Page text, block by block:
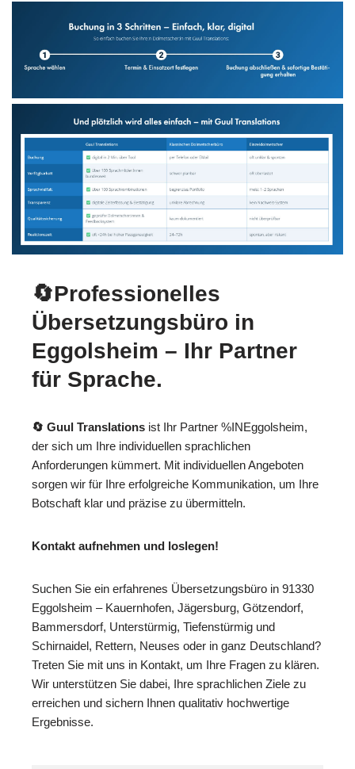
🔄Professionelles
Übersetzungsbüro in
Eggolsheim – Ihr Partner
für Sprache.
🔄 Guul Translations ist Ihr Partner %INEggolsheim,
der sich um Ihre individuellen sprachlichen
Anforderungen kümmert. Mit individuellen Angeboten
sorgen wir für Ihre erfolgreiche Kommunikation, um Ihre
Botschaft klar und präzise zu übermitteln.
Kontakt aufnehmen und loslegen!
Suchen Sie ein erfahrenes Übersetzungsbüro in 91330
Eggolsheim – Kauernhofen, Jägersburg, Götzendorf,
Bammersdorf, Unterstürmig, Tiefenstürmig und
Schirnaidel, Rettern, Neuses oder in ganz Deutschland?
Treten Sie mit uns in Kontakt, um Ihre Fragen zu klären.
Wir unterstützen Sie dabei, Ihre sprachlichen Ziele zu
erreichen und sichern Ihnen qualitativ hochwertige
Ergebnisse.